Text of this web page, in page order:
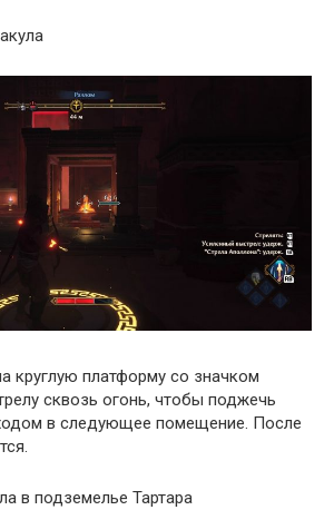
круглую платформу со значком
сквозь огонь, чтобы поджечь
в следующее помещение. После
в подземелье Тартара